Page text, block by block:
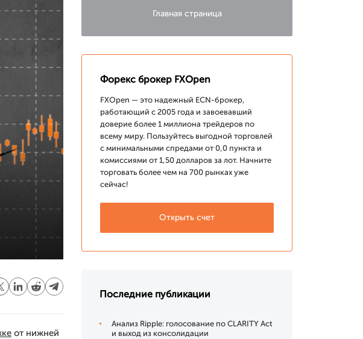
от нижней
Главная страница
Форекс брокер FXOpen
FXOpen — это надежный ECN-брокер,
работающий с 2005 года и завоевавший
доверие более 1 миллиона трейдеров по
всему миру. Пользуйтесь выгодной торговлей
с минимальными спредами от 0,0 пункта и
комиссиями от 1,50 долларов за лот. Начните
торговать более чем на 700 рынках уже
сейчас!
Открыть счет
Последние публикации
Анализ Ripple: голосование по CLARITY Act
и выход из консолидации